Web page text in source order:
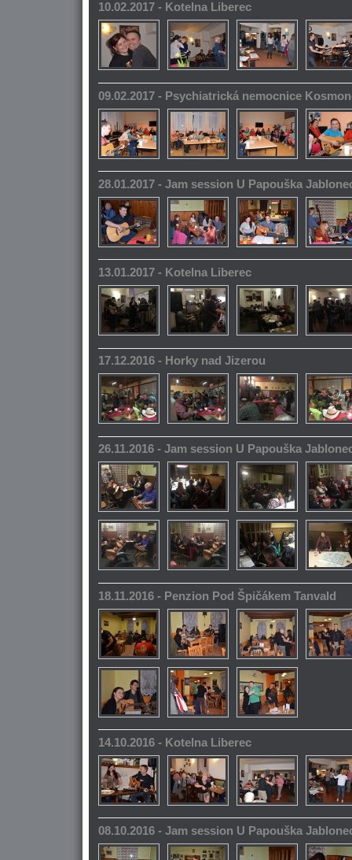
10.02.2017 - Kotelna Liberec
09.02.2017 - Psychiatrická nemocnice
28.01.2017 - Jam session U Papouška
13.01.2017 - Kotelna Liberec
17.12.2016 - Horky nad Jizerou
26.11.2016 - Jam session U Papouška
18.11.2016 - Penzion Pod Špičákem Tanvald
14.10.2016 - Kotelna Liberec
08.10.2016 - Jam session U Papouška